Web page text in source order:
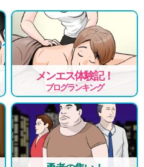
メンエス体験記！
ブログランキング